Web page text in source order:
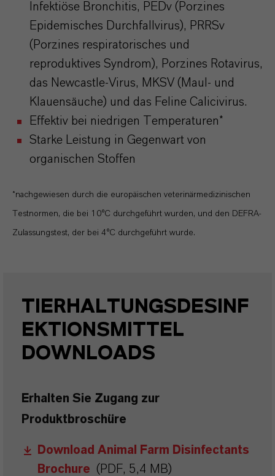
Infektiöse Bronchitis, PEDv (Porzines
Epidemisches Durchfallvirus), PRRSv
(Porzines respiratorisches und
reproduktives Syndrom), Porzines Rotavirus,
das Newcastle-Virus, MKSV (Maul- und
Klauensäuche) und das Feline Calicivirus.
Effektiv bei niedrigen Temperaturen*
Starke Leistung in Gegenwart von
organischen Stoffen
*nachgewiesen durch die europäischen veterinärmedizinischen
Testnormen, die bei 10°C durchgeführt wurden, und den DEFRA-
Zulassungstest, der bei 4°C durchgeführt wurde.
TIERHALTUNGSDESINF
EKTIONSMITTEL
DOWNLOADS
Erhalten Sie Zugang zur
Produktbroschüre
Download Animal Farm Disinfectants
Brochure (PDF, 5,4 MB)